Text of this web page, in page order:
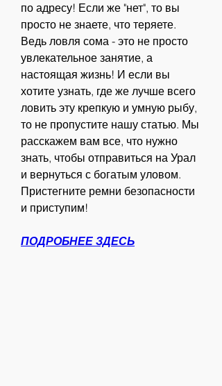
по адресу! Если же "нет", то вы
просто не знаете, что теряете.
Ведь ловля сома - это не просто
увлекательное занятие, а
настоящая жизнь! И если вы
хотите узнать, где же лучше всего
ловить эту крепкую и умную рыбу,
то не пропустите нашу статью. Мы
расскажем вам все, что нужно
знать, чтобы отправиться на Урал
и вернуться с богатым уловом.
Пристегните ремни безопасности
и приступим!
ПОДРОБНЕЕ ЗДЕСЬ